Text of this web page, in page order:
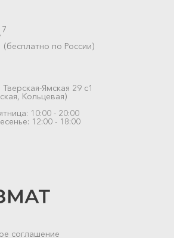
(бесплатно по России)
Ямская 29 с1
Кольцевая)
10:00 - 20:00
12:00 - 18:00
соглашение